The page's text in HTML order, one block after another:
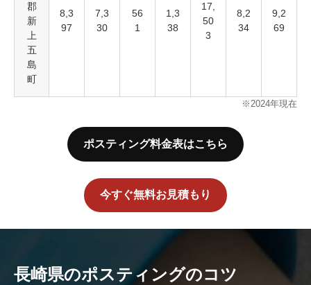
郡
新
上
五
島
町
8,3
97
7,3
30
56
1
1,3
38
17,
50
3
8,2
34
9,2
69
※2024年現在
ポスティング料金表はこちら
今すぐ無料お見積もり
長崎県のポスティングのコツ